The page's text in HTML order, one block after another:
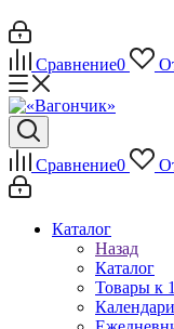
Сравнение0
Сравнение0
Каталог
Назад
Каталог
Товары к
Календари